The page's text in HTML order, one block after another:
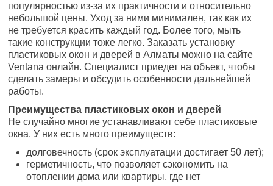
популярностью из-за их практичности и относительно
небольшой цены. Уход за ними минимален, так как их
не требуется красить каждый год. Более того, мыть
такие конструкции тоже легко. Заказать установку
пластиковых окон и дверей в Алматы можно на сайте
Ventana онлайн. Специалист приедет на объект, чтобы
сделать замеры и обсудить особенности дальнейшей
работы.
Преимущества пластиковых окон и дверей
Не случайно многие устанавливают себе пластиковые
окна. У них есть много преимуществ:
долговечность (срок эксплуатации достигает 50 лет);
герметичность, что позволяет сэкономить на
отоплении дома или квартиры, где нет